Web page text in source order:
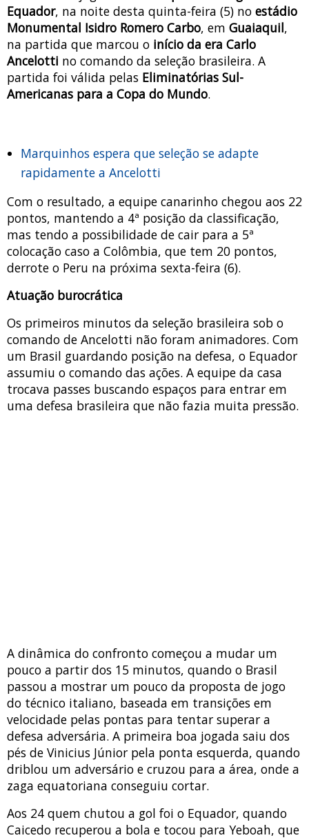
Equador, na noite desta quinta-feira (5) no estádio
Monumental Isidro Romero Carbo, em Guaiaquil,
na partida que marcou o início da era Carlo
Ancelotti no comando da seleção brasileira. A
partida foi válida pelas Eliminatórias Sul-
Americanas para a Copa do Mundo.
Marquinhos espera que seleção se adapte
rapidamente a Ancelotti
Com o resultado, a equipe canarinho chegou aos 22
pontos, mantendo a 4ª posição da classificação,
mas tendo a possibilidade de cair para a 5ª
colocação caso a Colômbia, que tem 20 pontos,
derrote o Peru na próxima sexta-feira (6).
Atuação burocrática
Os primeiros minutos da seleção brasileira sob o
comando de Ancelotti não foram animadores. Com
um Brasil guardando posição na defesa, o Equador
assumiu o comando das ações. A equipe da casa
trocava passes buscando espaços para entrar em
uma defesa brasileira que não fazia muita pressão.
A dinâmica do confronto começou a mudar um
pouco a partir dos 15 minutos, quando o Brasil
passou a mostrar um pouco da proposta de jogo
do técnico italiano, baseada em transições em
velocidade pelas pontas para tentar superar a
defesa adversária. A primeira boa jogada saiu dos
pés de Vinicius Júnior pela ponta esquerda, quando
driblou um adversário e cruzou para a área, onde a
zaga equatoriana conseguiu cortar.
Aos 24 quem chutou a gol foi o Equador, quando
Caicedo recuperou a bola e tocou para Yeboah, que